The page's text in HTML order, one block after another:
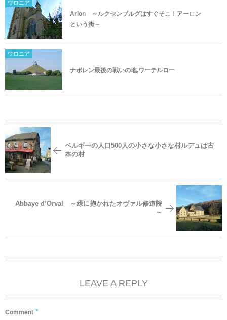
ワロニア
Arlon ～ルクセンブルグはすぐそこ！アーロン
という街～
ワロニア
ナポレン最後の戦いの地,ワーテルロー
ベルギーの人口500人の小さな小さな村ルデュは古
本の村
Abbaye d’Orval ～緑に抱かれたオヴァル修道院
～
LEAVE A REPLY
Comment *